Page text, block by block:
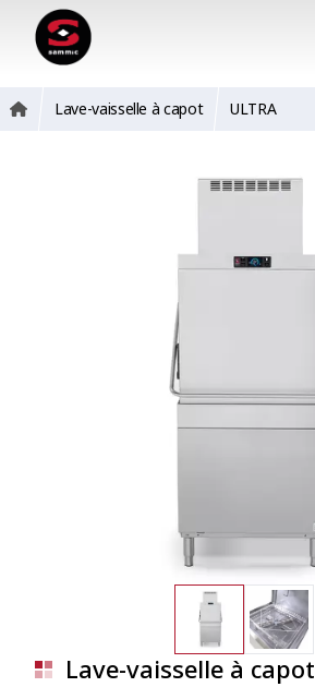
Lave-vaisselle à capot ULTRA
Lave-vaisselle à capot